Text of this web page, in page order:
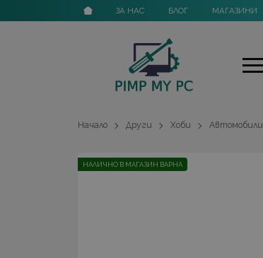
ЗА НАС БЛОГ МАГАЗИНИ
Начало Други Хоби Автомобили
НАЛИЧНО В МАГАЗИН ВАРНА